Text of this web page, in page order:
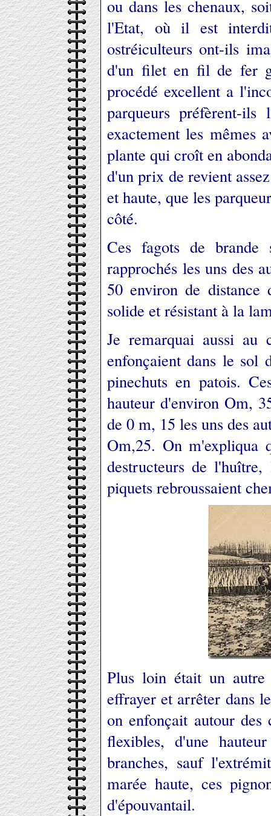
ou dans les chenaux,
l'Etat, où il est
ostréiculteurs ont-ils
d'un filet en fil de fer
procédé excellent a
parqueurs préfèrent-
exactement les mêmes
plante qui croît en
d'un prix de revient
et haute, que les
côté.
Ces fagots de brande
rapprochés les uns des
50 environ de
solide et résistant à la
Je remarquai aussi au
enfonçaient dans le sol
pinechuts en patois.
hauteur d'environ Om,
de 0 m, 15 les uns des
Om,25. On m'expliqua
destructeurs de
piquets rebroussaient
Plus loin était un autre
effrayer et arrêter dans
on enfonçait autour des
flexibles, d'une
branches, sauf
marée haute, ces
d'épouvantail.